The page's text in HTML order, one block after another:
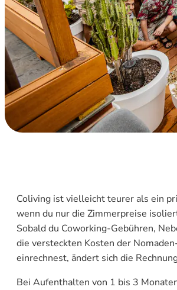
Coliving ist vielleicht teurer als ein
wenn du nur die Zimmerpreise
Sobald du Coworking-Gebühren,
die versteckten Kosten der
einrechnest, ändert sich die
Bei Aufenthalten von 1 bis 3